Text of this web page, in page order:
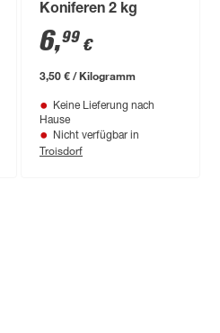
Koniferen 2 kg
6,99 €
3,50 € / Kilogramm
Keine Lieferung nach
Hause
Nicht verfügbar in
Troisdorf